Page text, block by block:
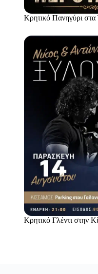
Κρητικό Πανηγύρι στα
Κρητικό Γλέντι στην